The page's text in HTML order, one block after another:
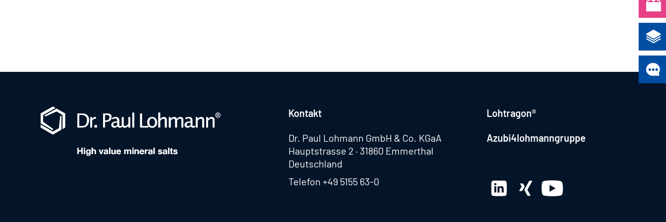
Kontakt
Dr. Paul Lohmann GmbH & Co. KGaA
Hauptstrasse 2 · 31860 Emmerthal
Deutschland
Telefon +49 5155 63-0
Lohtragon®
Azubi4lohmanngruppe